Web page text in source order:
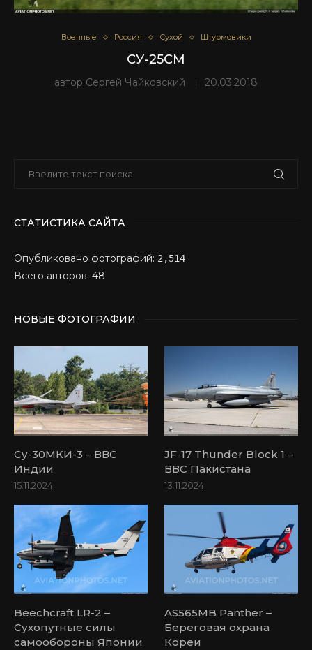
Военные Россия Сухой Штурмовики
СУ-25СМ
автор Сергей Чайковский 20.03.2018
СТАТИСТИКА САЙТА
Опубликовано фотографий: 2,514
Всего авторов: 48
НОВЫЕ ФОТОГРАФИИ
Су-30МКИ-3 – ВВС
Индии
15.11.2024
JF-17 Thunder Block 1 –
ВВС Пакистана
13.11.2024
Beechcraft LR-2 –
Сухопутные силы
самообороны Японии
AS565MB Panther –
Береговая охрана
Кореи